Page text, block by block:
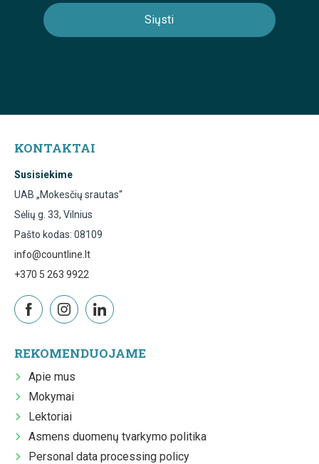
KONTAKTAI
Susisiekime
UAB „Mokesčių srautas“
Sėlių g. 33, Vilnius
Pašto kodas: 08109
info@countline.lt
+370 5 263 9922
REKOMENDUOJAME
Apie mus
Mokymai
Lektoriai
Asmens duomenų tvarkymo politika
Personal data processing policy